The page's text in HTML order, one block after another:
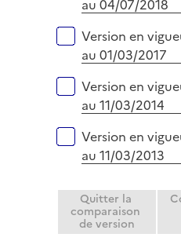
au 04/07/2018
Version en
au 01/03/2017
Version en
au 11/03/2014
Version en
au 11/03/2013
Quitter la
comparaison
de version